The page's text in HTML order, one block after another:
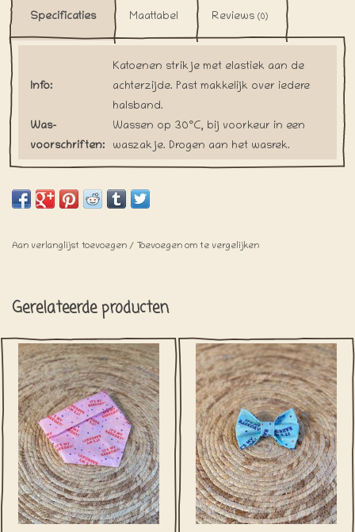
Specificaties Maattabel Reviews (0)
Info:
Katoenen strikje met elastiek aan de
achterzijde. Past makkelijk over iedere
halsband.
Was-
voorschriften:
Wassen op 30°C, bij voorkeur in een
waszakje. Drogen aan het wasrek.
Levertijd:
Al onze strikjes worden met de hand
willen we verspilling tegen gaan.
langere verzendtijden.
Aan verlanglijst toevoegen / Toevoegen om te vergelijken
Gerelateerde producten